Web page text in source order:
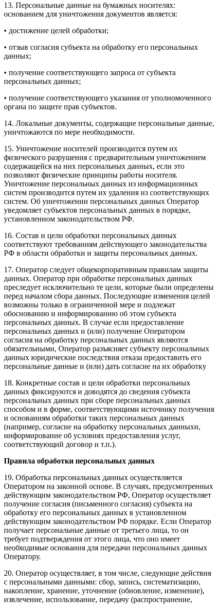
13. Персональные данные на бумажных носителях:
основанием для уничтожения документов является:
• достижение целей обработки;
• отзыв согласия субъекта на обработку его персональных
данных;
• получение соответствующего запроса от субъекта
персональных данных;
• получение соответствующего указания от уполномоченного
органа по защите прав субъектов.
14. Локальные документы, содержащие персональные данные,
уничтожаются по мере необходимости.
15. Уничтожение носителей производится путем их
физического разрушения с предварительным уничтожением
содержащейся на них персональных данных, если это
позволяют физические принципы работы носителя.
Уничтожение персональных данных из информационных
систем производится путем их удаления из соответствующих
систем. Об уничтожении персональных данных Оператор
уведомляет субъектов персональных данных в порядке,
установленном законодательством РФ.
16. Состав и цели обработки персональных данных
соответствуют требованиям действующего законодательства
РФ в области обработки и защиты персональных данных.
17. Оператор следует общекорпоративным правилам защиты
данных. Оператор при обработке персональных данных
преследует исключительно те цели, которые были определены
перед началом сбора данных. Последующие изменения целей
возможны только в ограниченной мере и подлежат
обоснованию и информированию об этом субъекта
персональных данных. В случае если предоставление
персональных данных и (или) получение Оператором
согласия на обработку персональных данных являются
обязательными, Оператор разъясняет субъекту персональных
данных юридические последствия отказа предоставить его
персональные данные и (или) дать согласие на их обработку
18. Конкретные состав и цели обработки персональных
данных фиксируются и доводятся до сведения субъекта
персональных данных при сборе персональных данных
способом и в форме, соответствующими источнику получения
и основаниям обработки таких персональных данных
(например, согласие на обработку персональных данныхн,
информирование об условиях предоставления услуг,
соответствующий договор и т.п.).
Правила обработки персональных данных
19. Обработка персональных данных осуществляется
Оператором на законной основе. В случаях, предусмотренных
действующим законодательством РФ, Оператор осуществляет
получение согласия (письменного согласия) субъекта на
обработку его персональных данных в установленном
действующим законодательством РФ порядке. Если Оператор
получает персональные данные от третьего лица, то он
требует подтверждения от этого лица, что оно имеет
необходимые основания для передачи персональных данных
Оператору.
20. Оператор осуществляет, в том числе, следующие действия
с персональными данными: сбор, запись, систематизацию,
накопление, хранение, уточнение (обновление, изменение),
извлечение, использование, передачу (распространение,